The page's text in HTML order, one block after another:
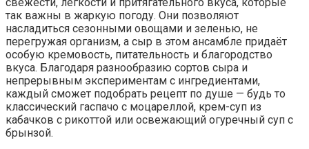
так важны в жаркую погоду. Они позволяют
насладиться сезонными овощами и зеленью, не
перегружая организм, а сыр в этом ансамбле придаёт
особую кремовость, питательность и благородство
вкуса. Благодаря разнообразию сортов сыра и
непрерывным экспериментам с ингредиентами,
каждый сможет подобрать рецепт по душе — будь то
классический гаспачо с моцареллой, крем-суп из
кабачков с рикоттой или освежающий огуречный суп с
брынзой.